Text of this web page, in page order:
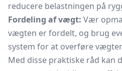
reducere belastningen på
Fordeling af vægt: Vær
vægten er fordelt, og brug
system for at overføre
Med disse praktiske råd kan